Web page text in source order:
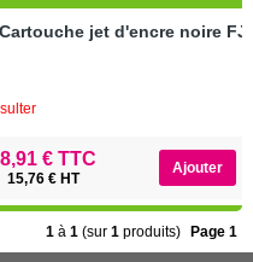
jet d'encre noire
€ TTC
15,76 € HT
1 à1 (sur1 produits) Page 1